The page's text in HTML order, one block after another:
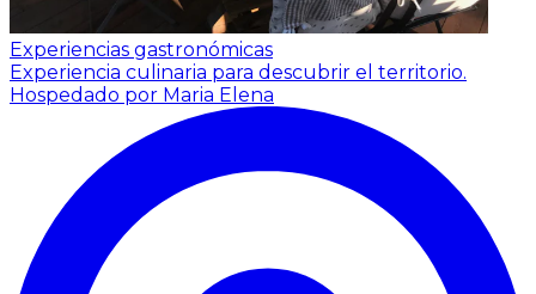
Experiencias gastronómicas
Experiencia culinaria para descubrir el territorio.
Hospedado por Maria Elena